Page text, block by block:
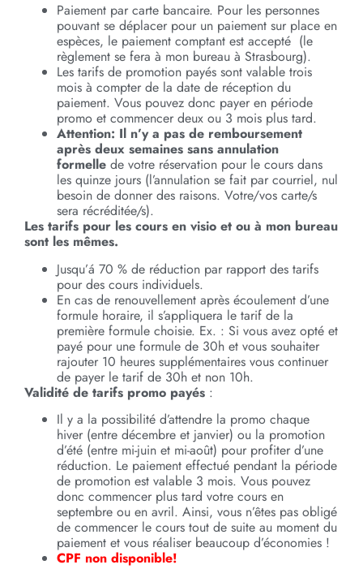
Paiement par carte bancaire. Pour les personnes
pouvant se déplacer pour un paiement sur place en
espèces, le paiement comptant est accepté (le
règlement se fera à mon bureau à Strasbourg).
Les tarifs de promotion payés sont valable trois
mois à compter de la date de réception du
paiement. Vous pouvez donc payer en période
promo et commencer deux ou 3 mois plus tard.
Attention: Il n’y a pas de remboursement
après deux semaines sans annulation
formelle de votre réservation pour le cours dans
les quinze jours (l’annulation se fait par courriel, nul
besoin de donner des raisons. Votre/vos carte/s
sera récréditée/s).
Les tarifs pour les cours en visio et ou à mon bureau
sont les mêmes.
Jusqu’á 70 % de réduction par rapport des tarifs
pour des cours individuels.
En cas de renouvellement après écoulement d’une
formule horaire, il s’appliquera le tarif de la
première formule choisie. Ex. : Si vous avez opté et
payé pour une formule de 30h et vous souhaiter
rajouter 10 heures supplémentaires vous continuer
de payer le tarif de 30h et non 10h.
Validité de tarifs promo payés :
Il y a la possibilité d’attendre la promo chaque
hiver (entre décembre et janvier) ou la promotion
d’été (entre mi-juin et mi-août) pour profiter d’une
réduction. Le paiement effectué pendant la période
de promotion est valable 3 mois. Vous pouvez
donc commencer plus tard votre cours en
septembre ou en avril. Ainsi, vous n’êtes pas obligé
de commencer le cours tout de suite au moment du
paiement et vous réaliser beaucoup d’économies !
CPF non disponible!